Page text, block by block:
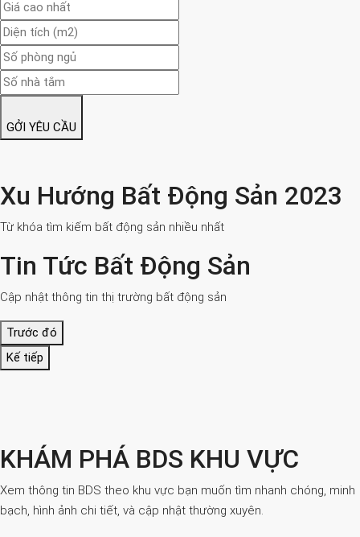
GỞI YÊU CẦU
Xu Hướng Bất Động Sản 2023
Từ khóa tìm kiếm bất động sản nhiều nhất
Tin Tức Bất Động Sản
Cập nhật thông tin thị trường bất động sản
Trước đó
Kế tiếp
KHÁM PHÁ BDS KHU VỰC
Xem thông tin BDS theo khu vực bạn muốn tìm nhanh chóng, minh
bạch, hình ảnh chi tiết, và cập nhật thường xuyên.